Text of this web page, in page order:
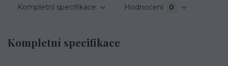
Kompletní specifikace Hodnocení 0
Kompletní specifikace